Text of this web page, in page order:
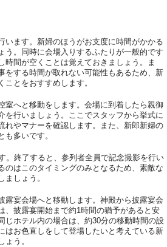
います。新婦のほうがお支度に時間がかかる
う。同時に会場入りするふたりが一般的です
時間が空くことは覚えておきましょう。ま
をする時間が取れない可能性もあるため、新
ことをおすすめします。
室へと移動をします。会場に到着したら親御
を行いましょう。ここでスタッフから挙式に
れやマナーを確認します。また、新郎新婦の
も多いです。
。終了すると、参列者全員で記念撮影を行い
のはこのタイミングのみとなるため、素敵な
ましょう。
露宴会場へと移動します。神殿から披露宴会
、披露宴開始まで約1時間の猶予があると安
じホテル内の場合は、約30分の移動時間の設
はお色直しをして登場したいと考えている新
ょう。